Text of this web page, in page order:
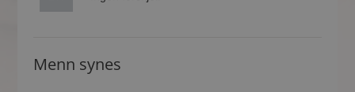
Menn synes